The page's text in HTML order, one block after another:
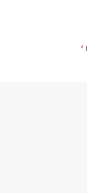
*